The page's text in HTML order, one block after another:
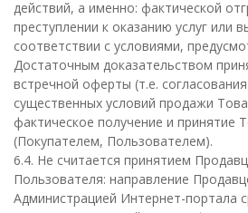
действий, а именно: фактической
преступлении к оказанию услуг или
соответствии с условиями,
Достаточным доказательством
встречной оферты (т.е.
существенных условий продажи
фактическое получение и принятие
(Покупателем, Пользователем).
6.4. Не считается принятием
Пользователя: направление
Администрацией Интернет-портала